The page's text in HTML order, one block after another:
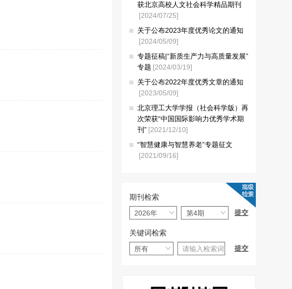
获北京高校人文社会科学精品期刊
[2024/07/25]
关于公布2023年度优秀论文的通知
[2024/05/09]
专题征稿|“新质生产力与高质量发展”
专题 [2024/03/19]
关于公布2022年度优秀文章的通知
[2023/05/09]
北京理工大学学报（社会科学版）再
次荣获“中国国际影响力优秀学术期
刊” [2021/12/10]
“智慧健康与智慧养老”专题征文
[2021/09/16]
期刊检索
关键词检索